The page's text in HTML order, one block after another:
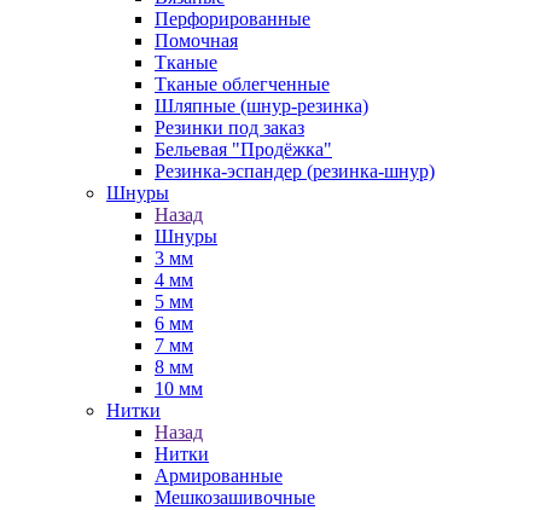
Перфорированные
Помочная
Тканые
Тканые облегченные
Шляпные (шнур-резинка)
Резинки под заказ
Бельевая "Продёжка"
Резинка-эспандер (резинка-шнур)
Шнуры
Назад
Шнуры
3 мм
4 мм
5 мм
6 мм
7 мм
8 мм
10 мм
Нитки
Назад
Нитки
Армированные
Мешкозашивочные